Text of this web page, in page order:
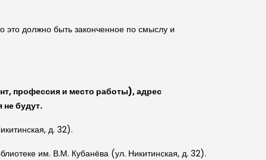
это должно быть законченное по смыслу и
профессия и место работы), адрес
не будут.
д. 32).
им. В.М. Кубанёва (ул. Никитинская, д. 32).